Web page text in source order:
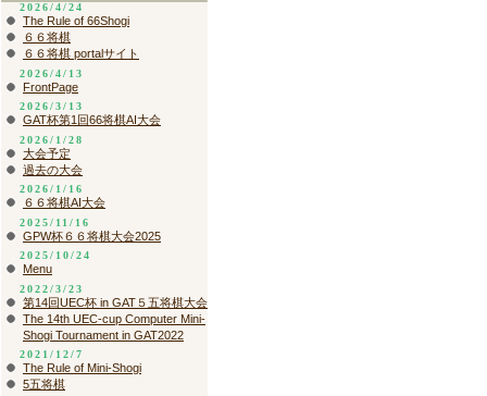
2026/4/24
The Rule of 66Shogi
６６将棋
６６将棋 portalサイト
2026/4/13
FrontPage
2026/3/13
GAT杯第1回66将棋AI大会
2026/1/28
大会予定
過去の大会
2026/1/16
６６将棋AI大会
2025/11/16
GPW杯６６将棋大会2025
2025/10/24
Menu
2022/3/23
第14回UEC杯 in GAT５五将棋大会
The 14th UEC-cup Computer Mini-
Shogi Tournament in GAT2022
2021/12/7
The Rule of Mini-Shogi
5五将棋